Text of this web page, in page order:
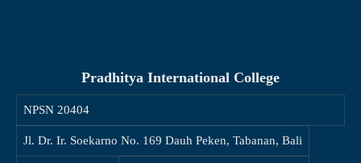
Pradhitya International College
NPSN 20404
Jl. Dr. Ir. Soekarno No. 169 Dauh Peken, Tabanan, Bali